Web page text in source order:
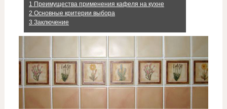
1 Преимущества применения кафеля на кухне
2 Основные критерии выбора
3 Заключение